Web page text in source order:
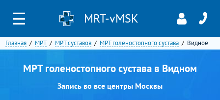
☰ MRT-vMSK
Главная МРТ МРТ суставов МРТ голеностопного сустава Видное
МРТ голеностопного сустава в Видном
Запись во все центры Москвы